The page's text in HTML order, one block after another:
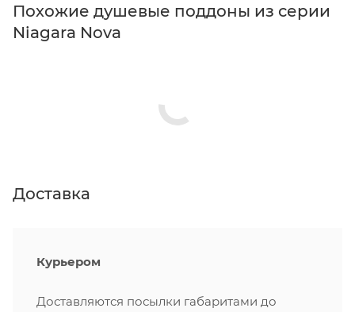
Похожие душевые поддоны из серии
Niagara Nova
Доставка
Курьером
Доставляются посылки габаритами до